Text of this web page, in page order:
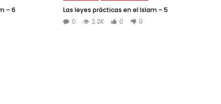
– 6
Las leyes prácticas en el Islam – 5
0
2.2K 0 0